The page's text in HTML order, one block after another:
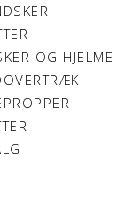
OG HJELME